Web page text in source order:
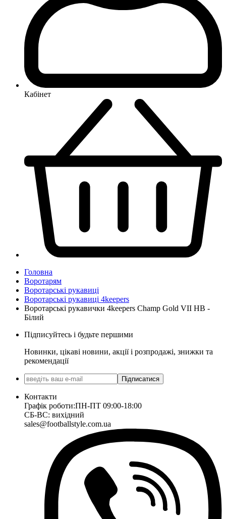
Кабінет
Головна
Воротарям
Воротарські рукавиці
Воротарські рукавиці 4keepers
Воротарські рукавички 4keepers Champ Gold VII HB -
Білий
Підписуйтесь і будьте першими
Новинки, цікаві новини, акції і розпродажі, знижки та
рекомендації
Підписатися
Контакти
Графік роботи:ПН-ПТ 09:00-18:00
СБ-ВС: вихідний
sales@footballstyle.com.ua